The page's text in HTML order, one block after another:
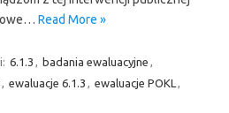
Read More »
6.1.3 , badania ewaluacyjne ,
, ewaluacje 6.1.3 , ewaluacje POKL ,